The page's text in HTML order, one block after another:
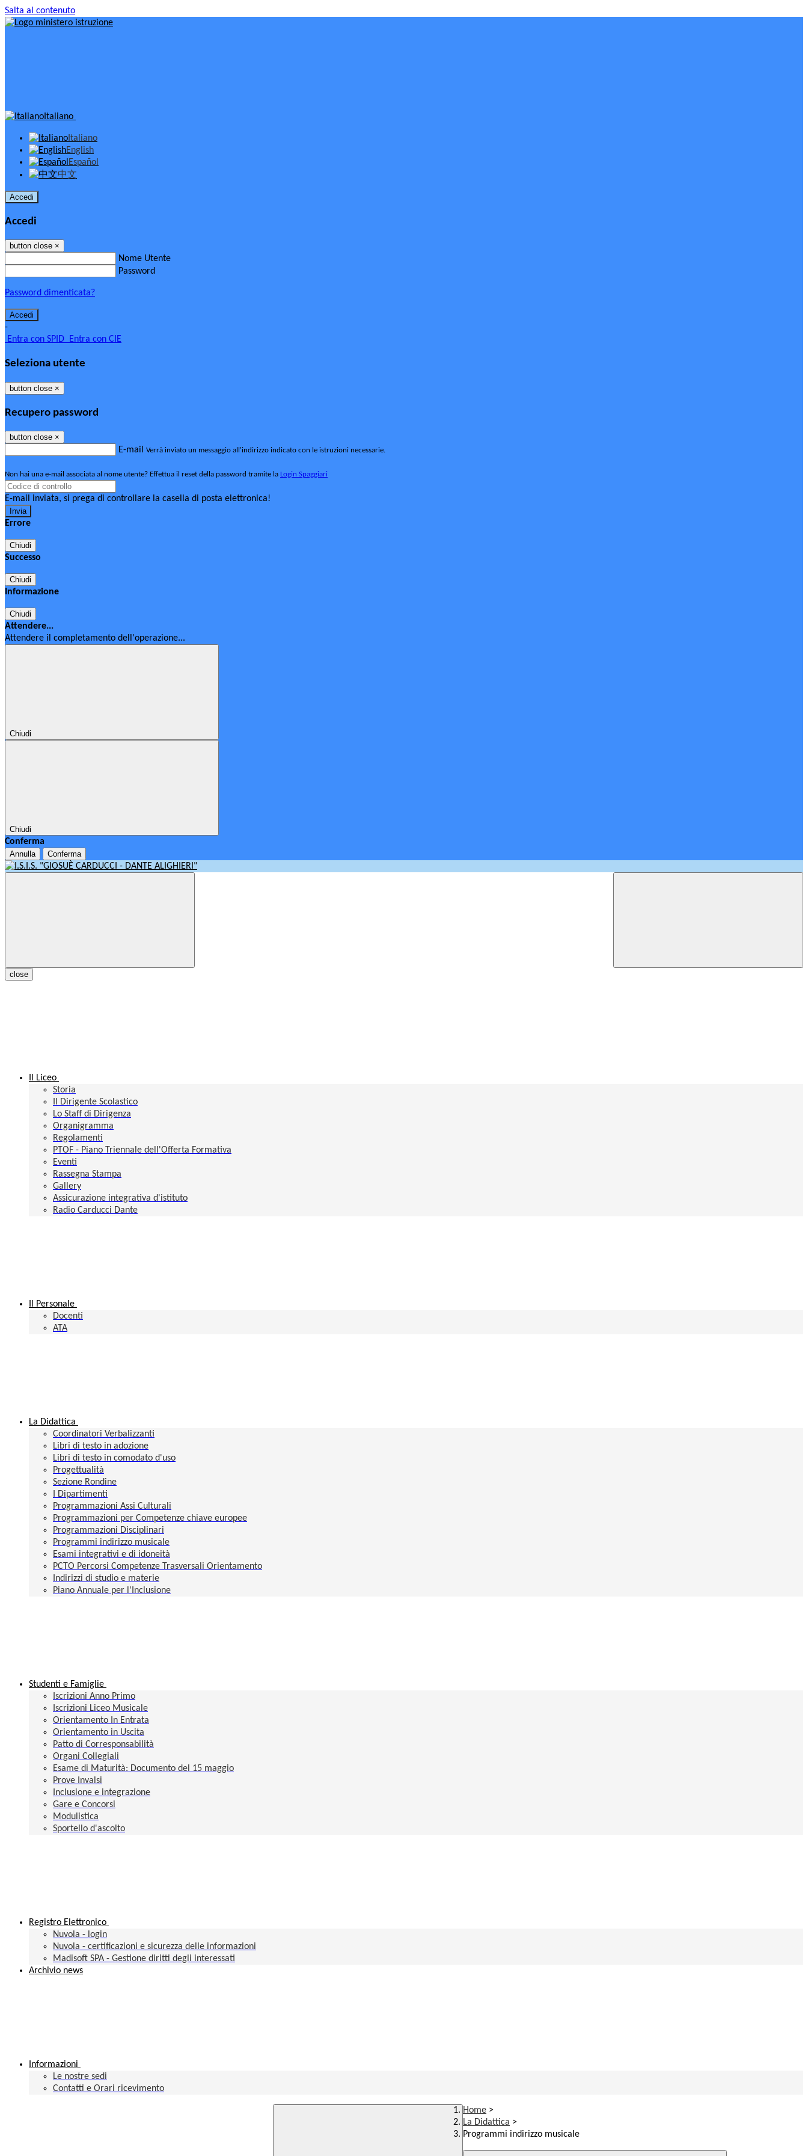
Salta al contenuto
Italiano
Italiano
English
Español
中文
Accedi
Accedi
button close ×
Nome Utente
Password
Password dimenticata?
-
Entra con SPID Entra con CIE
Seleziona utente
button close ×
Recupero password
button close ×
E-mail Verrà inviato un messaggio all'indirizzo indicato con le istruzioni necessarie.
Non hai una e-mail associata al nome utente? Effettua il reset della password tramite la Login Spaggiari
E-mail inviata, si prega di controllare la casella di posta elettronica!
Errore
Chiudi
Successo
Chiudi
Informazione
Chiudi
Attendere...
Attendere il completamento dell'operazione...
Chiudi
Chiudi
Conferma
Annulla Conferma
close
Il Liceo
Storia
Il Dirigente Scolastico
Lo Staff di Dirigenza
Organigramma
Regolamenti
PTOF - Piano Triennale dell'Offerta Formativa
Eventi
Rassegna Stampa
Gallery
Assicurazione integrativa d'istituto
Radio Carducci Dante
Il Personale
Docenti
ATA
La Didattica
Coordinatori Verbalizzanti
Libri di testo in adozione
Libri di testo in comodato d'uso
Progettualità
Sezione Rondine
I Dipartimenti
Programmazioni Assi Culturali
Programmazioni per Competenze chiave europee
Programmazioni Disciplinari
Programmi indirizzo musicale
Esami integrativi e di idoneità
PCTO Percorsi Competenze Trasversali Orientamento
Indirizzi di studio e materie
Piano Annuale per l'Inclusione
Studenti e Famiglie
Iscrizioni Anno Primo
Iscrizioni Liceo Musicale
Orientamento In Entrata
Orientamento in Uscita
Patto di Corresponsabilità
Organi Collegiali
Esame di Maturità: Documento del 15 maggio
Prove Invalsi
Inclusione e integrazione
Gare e Concorsi
Modulistica
Sportello d'ascolto
Registro Elettronico
Nuvola - login
Nuvola - certificazioni e sicurezza delle informazioni
Madisoft SPA - Gestione diritti degli interessati
Archivio news
Informazioni
Le nostre sedi
Contatti e Orari ricevimento
Home >
La Didattica >
Programmi indirizzo musicale